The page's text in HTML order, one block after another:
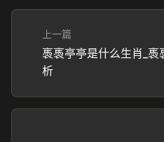
上一篇
褭褭亭亭是什么生肖_
析